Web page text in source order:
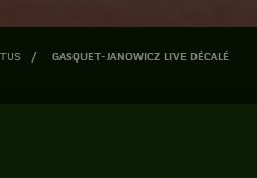
GASQUET-JANOWICZ LIVE DÉCALÉ